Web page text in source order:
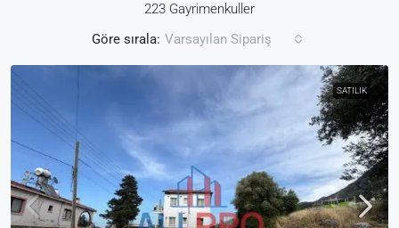
223 Gayrimenkuller
Göre sırala: Varsayılan Sipariş
SATILIK